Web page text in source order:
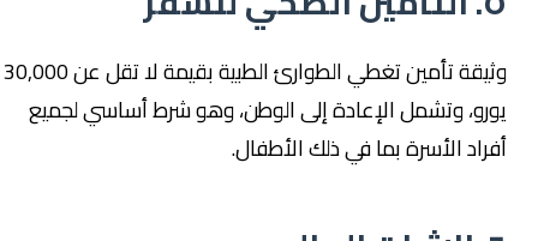
وثيقة تأمين تغطي الطوارئ الطبية بقيمة لا تقل عن 30,000
يورو، وتشمل الإعادة إلى الوطن، وهو شرط أساسي لجميع
أفراد الأسرة بما في ذلك الأطفال.